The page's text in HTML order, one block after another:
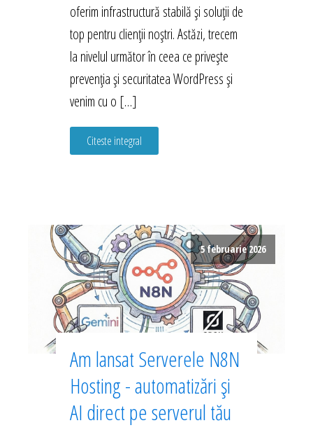
oferim infrastructură stabilă și soluții de
top pentru clienții noștri. Astăzi, trecem
la nivelul următor în ceea ce privește
prevenția și securitatea WordPress și
venim cu o […]
Citeste integral
5 februarie 2026
Am lansat Serverele N8N
Hosting - automatizări și
AI direct pe serverul tău